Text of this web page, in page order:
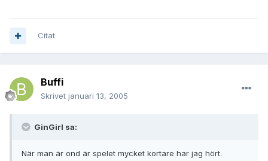
Citat
Buffi
Skrivet januari 13, 2005
GinGirl sa:
När man är ond är spelet mycket kortare har jag hört.